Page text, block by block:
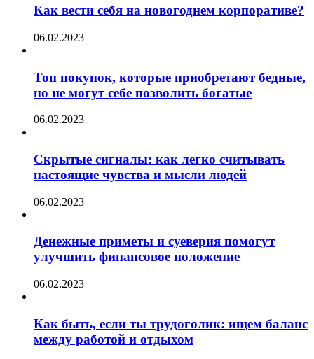
Как вести себя на новогоднем корпоративе?
06.02.2023
Топ покупок, которые приобретают бедные,
но не могут себе позволить богатые
06.02.2023
Скрытые сигналы: как легко считывать
настоящие чувства и мысли людей
06.02.2023
Денежные приметы и суеверия помогут
улучшить финансовое положение
06.02.2023
Как быть, если ты трудоголик: ищем баланс
между работой и отдыхом